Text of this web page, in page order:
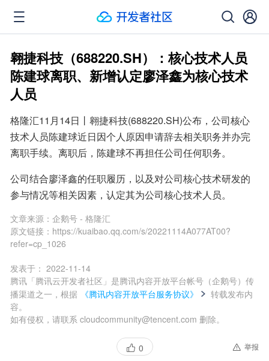
翱捷科技（688220.SH）：核心技术人员
陈建球离职、新增认定廖泽鑫为核心技术
人员
格隆汇11月14日丨翱捷科技(688220.SH)公布，公司核心
技术人员陈建球近日因个人原因申请辞去相关职务并办完
离职手续。离职后，陈建球不再担任公司任何职务。
公司结合廖泽鑫的任职履历，以及对公司核心技术研发的
参与情况等相关因素，认定其为公司核心技术人员。
文章来源： 企鹅号 - 格隆汇
原文链接： https://kuaibao.qq.com/s/20221114A077AT00?
refer=cp_1026
发表于： 2022-11-14
腾讯「腾讯云开发者社区」是腾讯内容开放平台帐号（企鹅号）传
播渠道之一，根据
《腾讯内容开放平台服务协议》
转载发布内
容。
如有侵权，请联系 cloudcommunity@tencent.com 删除。
0 举报